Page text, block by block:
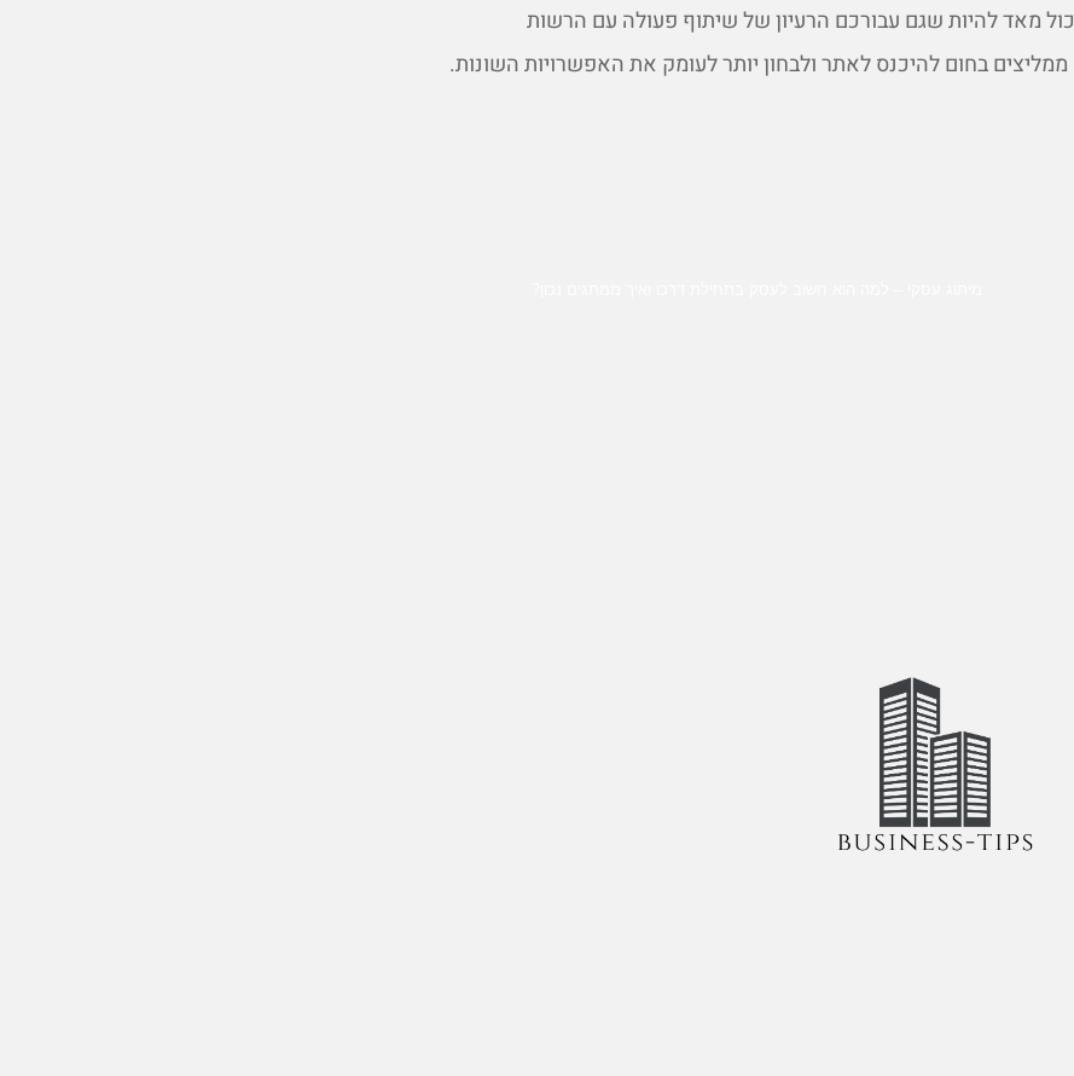
מאד להיות שגם עבורכם הרעיון של שיתוף פעולה עם הרשות
בחום להיכנס לאתר ולבחון יותר לעומק את האפשרויות השונות.